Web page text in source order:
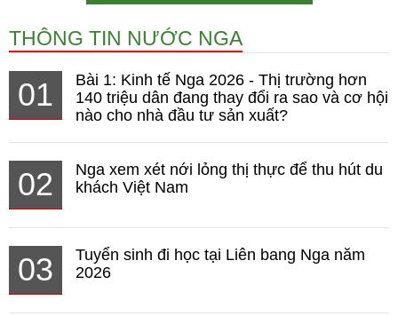
THÔNG TIN NƯỚC NGA
01
Bài 1: Kinh tế Nga 2026 - Thị trường hơn
140 triệu dân đang thay đổi ra sao và cơ hội
nào cho nhà đầu tư sản xuất?
02
Nga xem xét nới lỏng thị thực để thu hút du
khách Việt Nam
03
Tuyển sinh đi học tại Liên bang Nga năm
2026